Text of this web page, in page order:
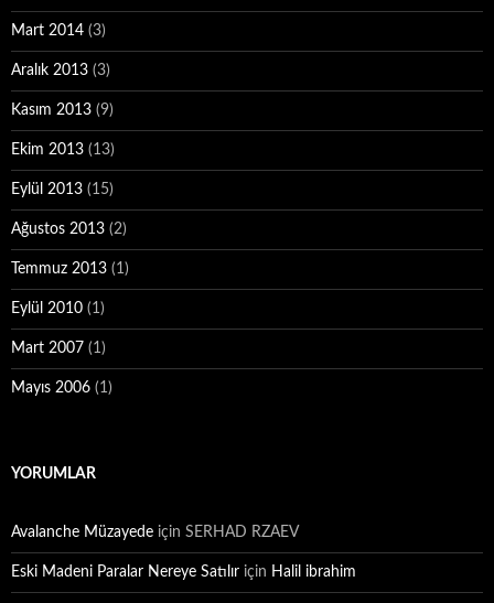
Mart 2014 (3)
Aralık 2013 (3)
Kasım 2013 (9)
Ekim 2013 (13)
Eylül 2013 (15)
Ağustos 2013 (2)
Temmuz 2013 (1)
Eylül 2010 (1)
Mart 2007 (1)
Mayıs 2006 (1)
YORUMLAR
Avalanche Müzayede için SERHAD RZAEV
Eski Madeni Paralar Nereye Satılır için Halil ibrahim